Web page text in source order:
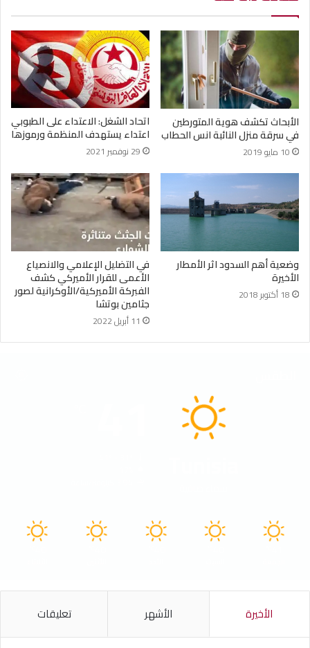
الأبحاث تكشف هوية المتورطين
في سرقة منزل النائبة انس الحطاب
10 مايو 2019
اتحاد الشغل: الاعتداء على الطبوبي
اعتداء يستهدف المنظمة ورموزها
29 نوفمبر 2021
وضعية أهم السدود اثر الأمطار
الأخيرة
18 أكتوبر 2018
في التضليل الإعلامي والانصياع
الأعمى للقرار الأميركي كشف
الفبركة الأميركية/الأوكرانية لصور
جثامين بوتشا
11 أبريل 2022
الأخيرة الأشهر تعليقات